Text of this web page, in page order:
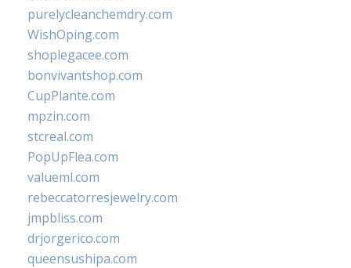
purelycleanchemdry.com
WishOping.com
shoplegacee.com
bonvivantshop.com
CupPlante.com
mpzin.com
stcreal.com
PopUpFlea.com
valueml.com
rebeccatorresjewelry.com
jmpbliss.com
drjorgerico.com
queensushipa.com